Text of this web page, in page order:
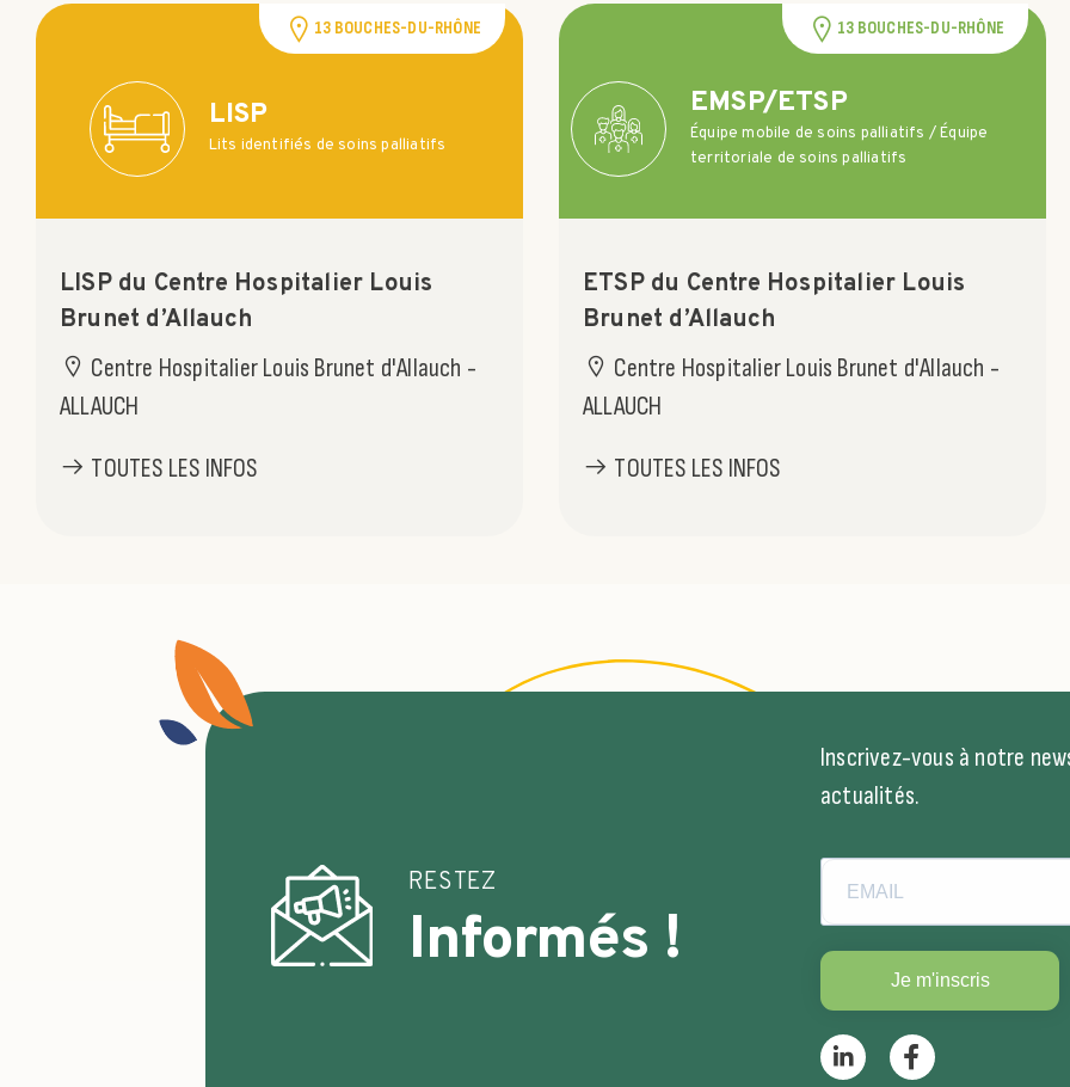
13 BOUCHES-DU-RHÔNE
LISP
Lits identifiés de soins palliatifs
LISP du Centre Hospitalier Louis
Brunet d’Allauch
Centre Hospitalier Louis Brunet d'Allauch -
ALLAUCH
TOUTES LES INFOS
13 BOUCHES-DU-RHÔNE
EMSP/ETSP
Équipe mobile de soins palliatifs / Équipe
territoriale de soins palliatifs
ETSP du Centre Hospitalier Louis
Brunet d’Allauch
Centre Hospitalier Louis Brunet d'Allauch -
ALLAUCH
TOUTES LES INFOS
RESTEZ
Informés !
Inscrivez-vous à notre
actualités.
Je m'inscris